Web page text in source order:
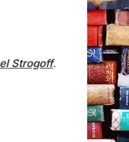
Strogoff.